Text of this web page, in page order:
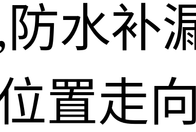
水补
置走